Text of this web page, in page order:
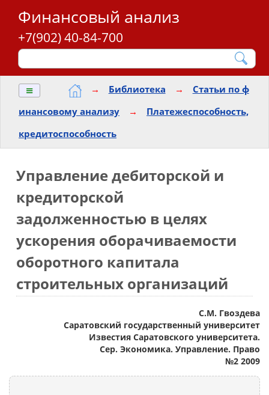
Финансовый анализ
+7(902) 40-84-700
≡ → Библиотека →
Статьи по ф
инансовому анализу
→
Платежеспособность,
кредитоспособность
Управление дебиторской и
кредиторской
задолженностью в целях
ускорения оборачиваемости
оборотного капитала
строительных организаций
С.М. Гвоздева
Саратовский государственный университет
Известия Саратовского университета.
Сер. Экономика. Управление. Право
№2 2009